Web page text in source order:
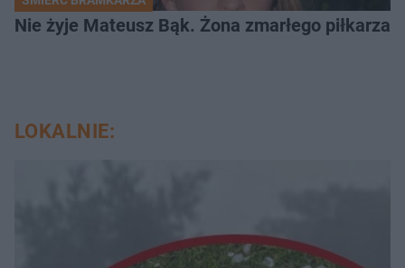
Nie żyje Mateusz Bąk. Żona zmarłego piłkarza
LOKALNIE: